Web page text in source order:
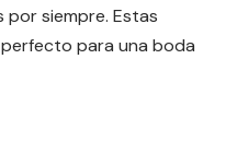
siempre. Estas
para una boda